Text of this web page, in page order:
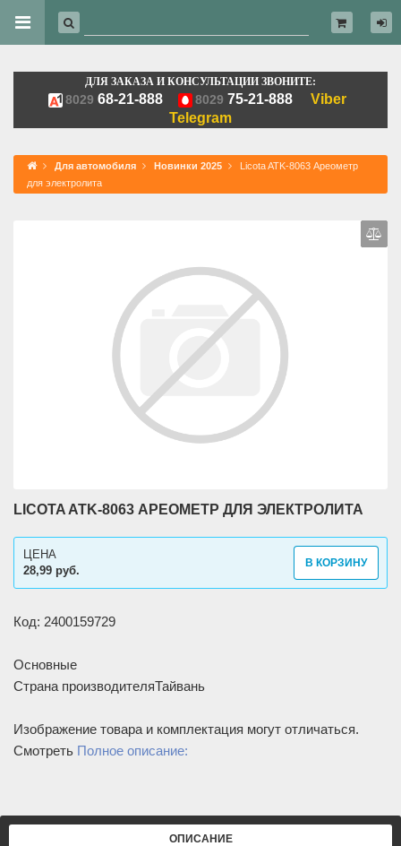
ДЛЯ ЗАКАЗА И КОНСУЛЬТАЦИИ ЗВОНИТЕ:
8029 68-21-888 8029 75-21-888
Viber
Telegram
Для автомобиля Новинки 2025
Licota ATK-8063 Ареометр
для электролита
LICOTA ATK-8063 АРЕОМЕТР ДЛЯ ЭЛЕКТРОЛИТА
28,99 руб.
ЦЕНА
В КОРЗИНУ
Код: 2400159729
Основные
Страна производителяТайвань
Изображение товара и комплектация могут отличаться.
Смотреть Полное описание:
ОПИСАНИЕ